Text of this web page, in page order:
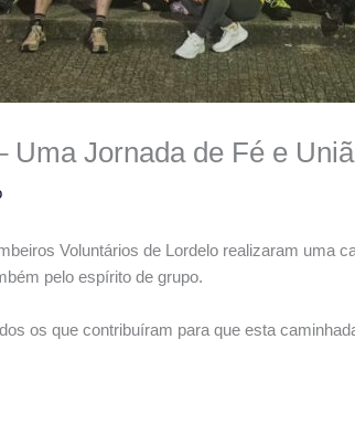
Uma Jornada de Fé e
Voluntários de Lordelo realizaram uma
pelo espírito de grupo.
os que contribuíram para que esta